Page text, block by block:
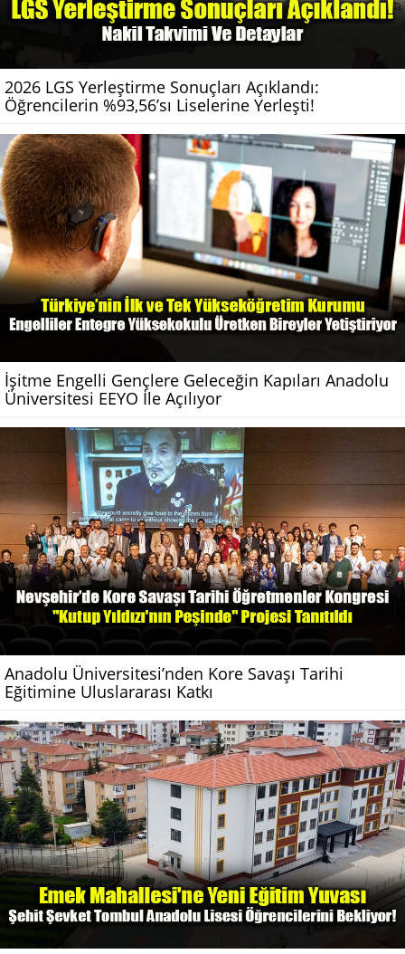
2026 LGS Yerleştirme Sonuçları Açıklandı:
Öğrencilerin %93,56’sı Liselerine Yerleşti!
İşitme Engelli Gençlere Geleceğin Kapıları Anadolu
Üniversitesi EEYO İle Açılıyor
Anadolu Üniversitesi’nden Kore Savaşı Tarihi
Eğitimine Uluslararası Katkı